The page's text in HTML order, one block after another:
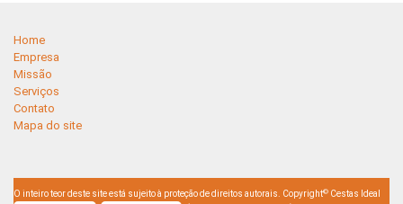
Home
Empresa
Missão
Serviços
Contato
Mapa do site
O inteiro teor deste site está sujeito à proteção de direitos autorais. Copyright© Cestas Ideal